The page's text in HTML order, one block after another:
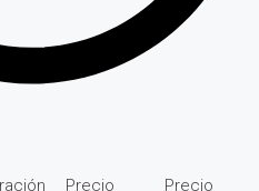
Precio
Precio